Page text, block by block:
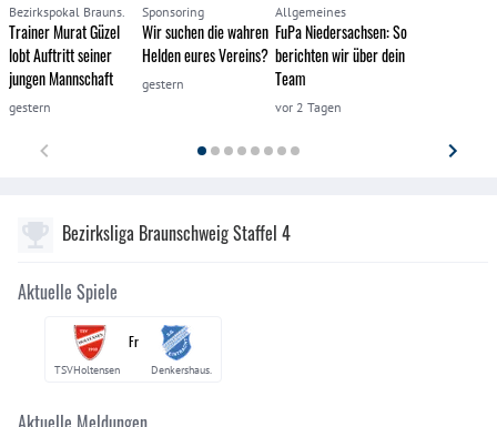
Bezirkspokal Brauns.
Trainer Murat Güzel
lobt Auftritt seiner
jungen Mannschaft
gestern
Sponsoring
Wir suchen die wahren
Helden eures Vereins?
gestern
Allgemeines
FuPa Niedersachsen: So
berichten wir über dein
Team
vor 2 Tagen
Bezirksliga Braunschweig Staffel 4
Aktuelle Spiele
Fr
TSVHoltensen Denkershaus.